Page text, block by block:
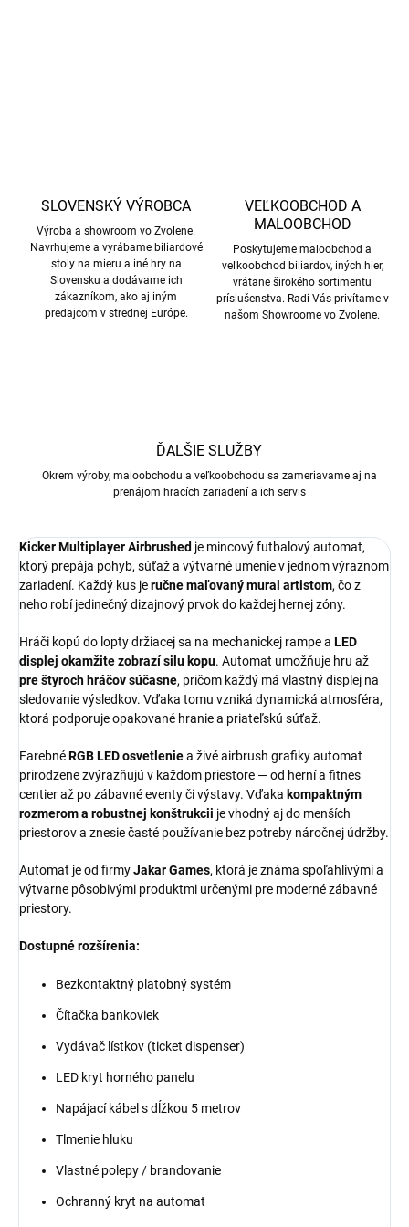
SLOVENSKÝ VÝROBCA
Výroba a showroom vo Zvolene.
Navrhujeme a vyrábame biliardové
stoly na mieru a iné hry na
Slovensku a dodávame ich
zákazníkom, ako aj iným
predajcom v strednej Európe.
VEĽKOOBCHOD A
MALOOBCHOD
Poskytujeme maloobchod a
veľkoobchod biliardov, iných hier,
vrátane širokého sortimentu
príslušenstva. Radi Vás privítame v
našom Showroome vo Zvolene.
ĎALŠIE SLUŽBY
Okrem výroby, maloobchodu a veľkoobchodu sa zameriavame aj na
prenájom hracích zariadení a ich servis
Kicker Multiplayer Airbrushed je mincový futbalový automat,
ktorý prepája pohyb, súťaž a výtvarné umenie v jednom výraznom
zariadení. Každý kus jeručne maľovaný mural artistom, čo z
neho robí jedinečný dizajnový prvok do každej hernej zóny.
Hráči kopú do lopty držiacej sa na mechanickej rampe a LED
displej okamžite zobrazí silu kopu. Automat umožňuje hru až
pre štyroch hráčov súčasne, pričom každý má vlastný displej na
sledovanie výsledkov. Vďaka tomu vzniká dynamická atmosféra,
ktorá podporuje opakované hranie a priateľskú súťaž.
FarebnéRGB LED osvetleniea živé airbrush grafiky automat
prirodzene zvýrazňujú v každom priestore — od herní a fitnes
centier až po zábavné eventy či výstavy. Vďaka kompaktným
rozmerom a robustnej konštrukcii je vhodný aj do menších
priestorov a znesie časté používanie bez potreby náročnej údržby.
Automat je od firmyJakar Games, ktorá je známa spoľahlivými a
výtvarne pôsobivými produktmi určenými pre moderné zábavné
priestory.
Dostupné rozšírenia:
Bezkontaktný platobný systém
Čítačka bankoviek
Vydávač lístkov (ticket dispenser)
LED kryt horného panelu
Napájací kábel s dĺžkou 5 metrov
Tlmenie hluku
Vlastné polepy / brandovanie
Ochranný kryt na automat